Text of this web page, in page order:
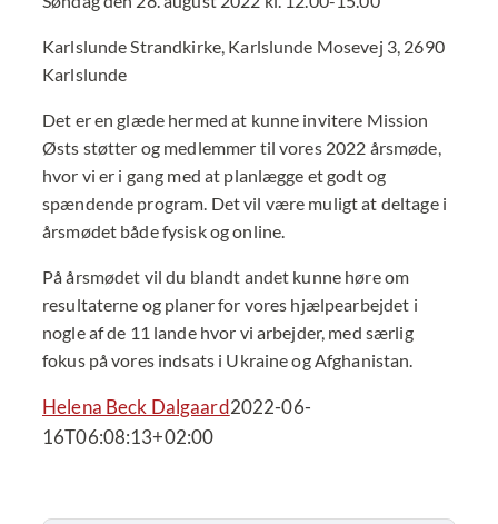
Karlslunde Strandkirke, Karlslunde Mosevej 3, 2690
Karlslunde
Det er en glæde hermed at kunne invitere Mission
Østs støtter og medlemmer til vores 2022 årsmøde,
hvor vi er i gang med at planlægge et godt og
spændende program. Det vil være muligt at deltage i
årsmødet både fysisk og online.
På årsmødet vil du blandt andet kunne høre om
resultaterne og planer for vores hjælpearbejdet i
nogle af de 11 lande hvor vi arbejder, med særlig
fokus på vores indsats i Ukraine og Afghanistan.
Helena Beck Dalgaard2022-06-
16T06:08:13+02:00